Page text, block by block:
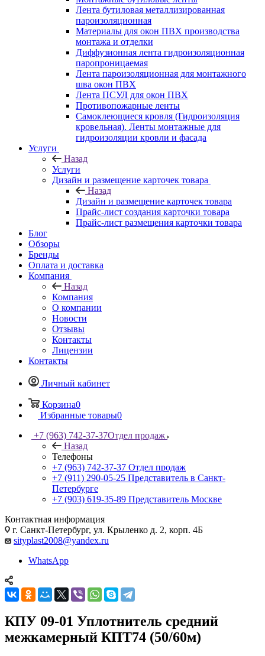
Лента бутиловая металлизированная
пароизоляционная
Материалы для окон ПВХ производства
монтажа и отделки
Диффузионная лента гидроизоляционная
паропроницаемая
Лента пароизоляционная для монтажного
шва окон ПВХ
Лента ПСУЛ для окон ПВХ
Противопожарные ленты
Самоклеющиеся кровля (Гидроизоляция
кровельная). Ленты монтажные для
гидроизоляции кровли и фасада
Услуги
Назад
Услуги
Дизайн и размещение карточек товара
Назад
Дизайн и размещение карточек товара
Прайс-лист создания карточки товара
Прайс-лист размещения карточки товара
Блог
Обзоры
Бренды
Оплата и доставка
Компания
Назад
Компания
О компании
Новости
Отзывы
Контакты
Лицензии
Контакты
Личный кабинет
Корзина0
Избранные товары0
+7 (963) 742-37-37Отдел продаж
Назад
Телефоны
+7 (963) 742-37-37 Отдел продаж
+7 (911) 290-05-25 Представитель в Санкт-
Петербурге
+7 (903) 619-35-89 Представитель Москве
Контактная информация
г. Санкт-Петербург, ул. Крыленко д. 2, корп. 4Б
sityplast2008@yandex.ru
WhatsApp
КПУ 09-01 Уплотнитель средний
межкамерный КПТ74 (50/60м)